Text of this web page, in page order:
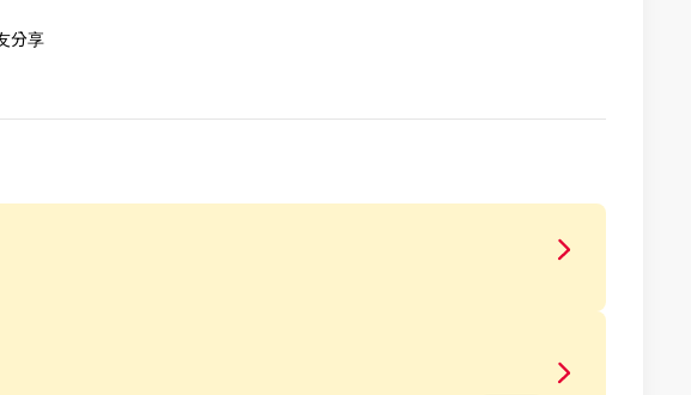
分享